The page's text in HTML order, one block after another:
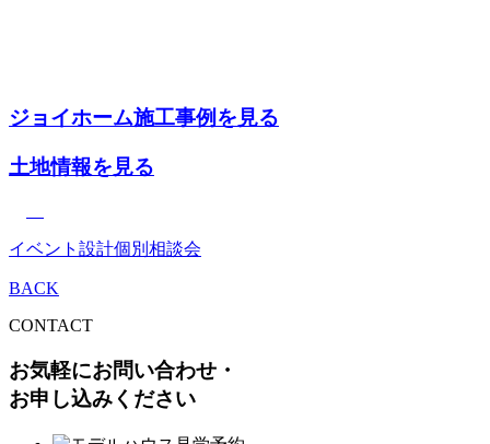
ジョイホーム施工事例を見る
土地情報を見る
イベント 設計個別相談会
BACK
CONTACT
お気軽にお問い合わせ・
お申し込みください